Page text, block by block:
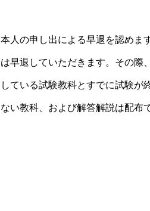
本人の申し出による早退を認めます
は早退していただきます。 その際
している試験教科とすでに試験が
ない教科、および解答解説は配布